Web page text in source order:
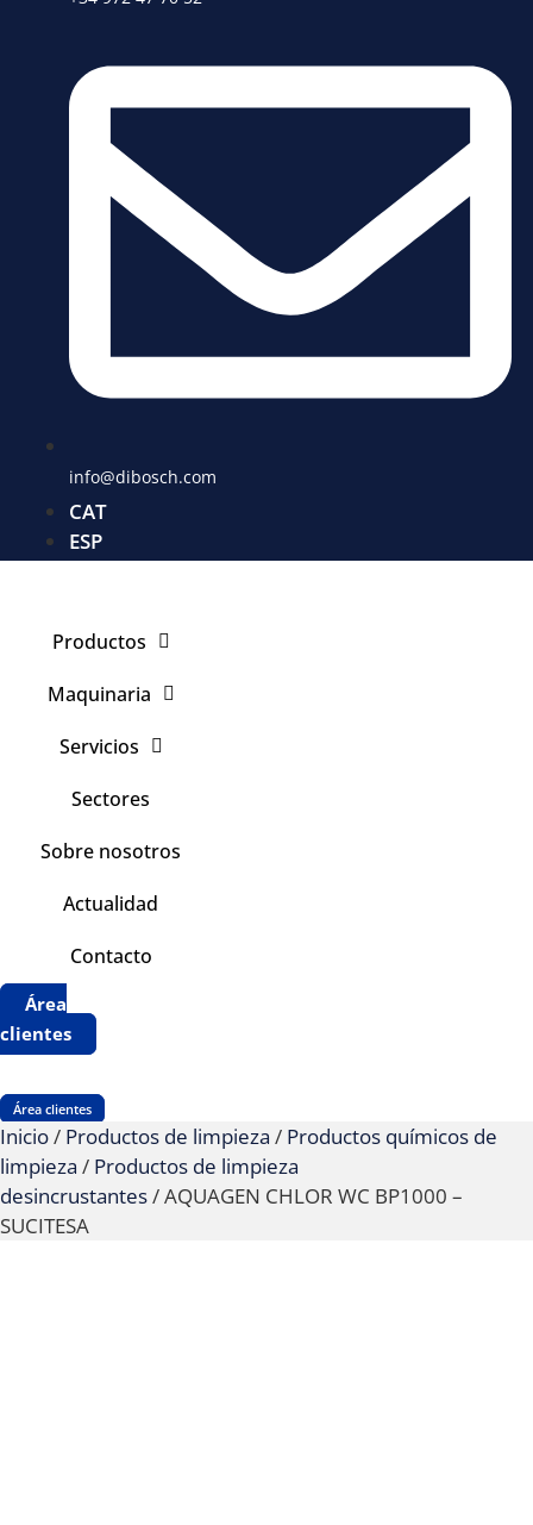
info@dibosch.com
CAT
ESP
Productos
Maquinaria
Servicios
Sectores
Sobre nosotros
Actualidad
Contacto
Área
clientes
Área clientes
Inicio/ Productos de limpieza / Productos químicos de
limpieza / Productos de limpieza
desincrustantes/ AQUAGEN CHLOR WC BP1000 –
SUCITESA